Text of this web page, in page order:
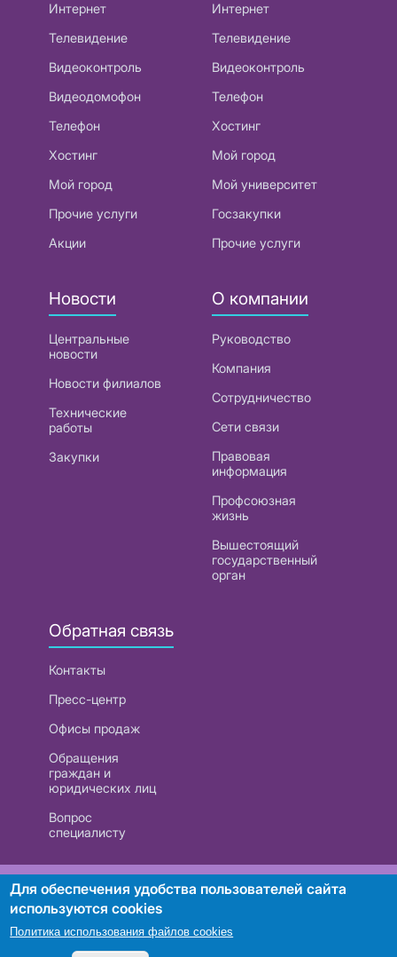
Интернет
Телевидение
Видеоконтроль
Видеодомофон
Телефон
Хостинг
Мой город
Прочие услуги
Акции
Интернет
Телевидение
Видеоконтроль
Телефон
Хостинг
Мой город
Мой университет
Госзакупки
Прочие услуги
Новости
Центральные
новости
Новости филиалов
Технические
работы
Закупки
О компании
Руководство
Компания
Сотрудничество
Сети связи
Правовая
информация
Профсоюзная
жизнь
Вышестоящий
государственный
орган
Обратная связь
Контакты
Пресс-центр
Офисы продаж
Обращения
граждан и
юридических лиц
Вопрос
специалисту
РУП «Белтелеком». УНП 101007741
Поиск
Для обеспечения удобства пользователей сайта
используются cookies
Политика использования файлов cookies